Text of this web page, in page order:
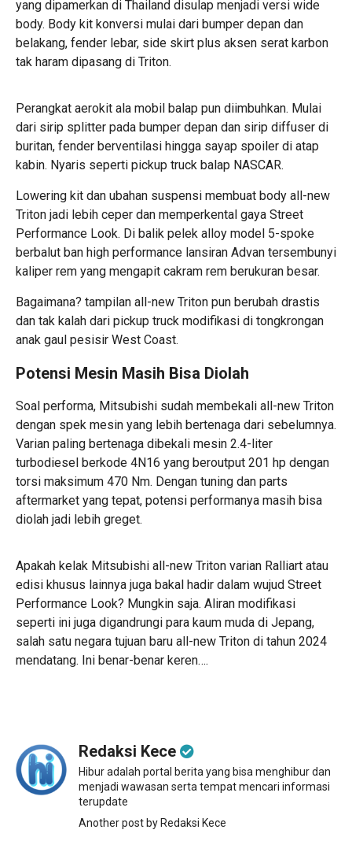
yang dipamerkan di Thailand disulap menjadi versi wide
body. Body kit konversi mulai dari bumper depan dan
belakang, fender lebar, side skirt plus aksen serat karbon
tak haram dipasang di Triton.
Perangkat aerokit ala mobil balap pun diimbuhkan. Mulai
dari sirip splitter pada bumper depan dan sirip diffuser di
buritan, fender berventilasi hingga sayap spoiler di atap
kabin. Nyaris seperti pickup truck balap NASCAR.
Lowering kit dan ubahan suspensi membuat body all-new
Triton jadi lebih ceper dan memperkental gaya Street
Performance Look. Di balik pelek alloy model 5-spoke
berbalut ban high performance lansiran Advan tersembunyi
kaliper rem yang mengapit cakram rem berukuran besar.
Bagaimana? tampilan all-new Triton pun berubah drastis
dan tak kalah dari pickup truck modifikasi di tongkrongan
anak gaul pesisir West Coast.
Potensi Mesin Masih Bisa Diolah
Soal performa, Mitsubishi sudah membekali all-new Triton
dengan spek mesin yang lebih bertenaga dari sebelumnya.
Varian paling bertenaga dibekali mesin 2.4-liter
turbodiesel berkode 4N16 yang beroutput 201 hp dengan
torsi maksimum 470 Nm. Dengan tuning dan parts
aftermarket yang tepat, potensi performanya masih bisa
diolah jadi lebih greget.
Apakah kelak Mitsubishi all-new Triton varian Ralliart atau
edisi khusus lainnya juga bakal hadir dalam wujud Street
Performance Look? Mungkin saja. Aliran modifikasi
seperti ini juga digandrungi para kaum muda di Jepang,
salah satu negara tujuan baru all-new Triton di tahun 2024
mendatang. Ini benar-benar keren….
Redaksi Kece
Hibur adalah portal berita yang bisa menghibur dan
menjadi wawasan serta tempat mencari informasi
terupdate
Another post by Redaksi Kece